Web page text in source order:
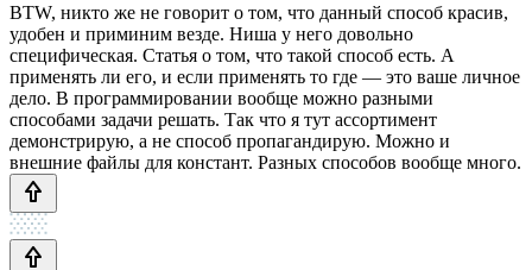
BTW, никто же не говорит о том, что данный способ красив,
удобен и приминим везде. Ниша у него довольно
специфическая. Статья о том, что такой способ есть. А
применять ли его, и если применять то где — это ваше личное
дело. В программировании вообще можно разными
способами задачи решать. Так что я тут ассортимент
демонстрирую, а не способ пропагандирую. Можно и
внешние файлы для констант. Разных способов вообще много.